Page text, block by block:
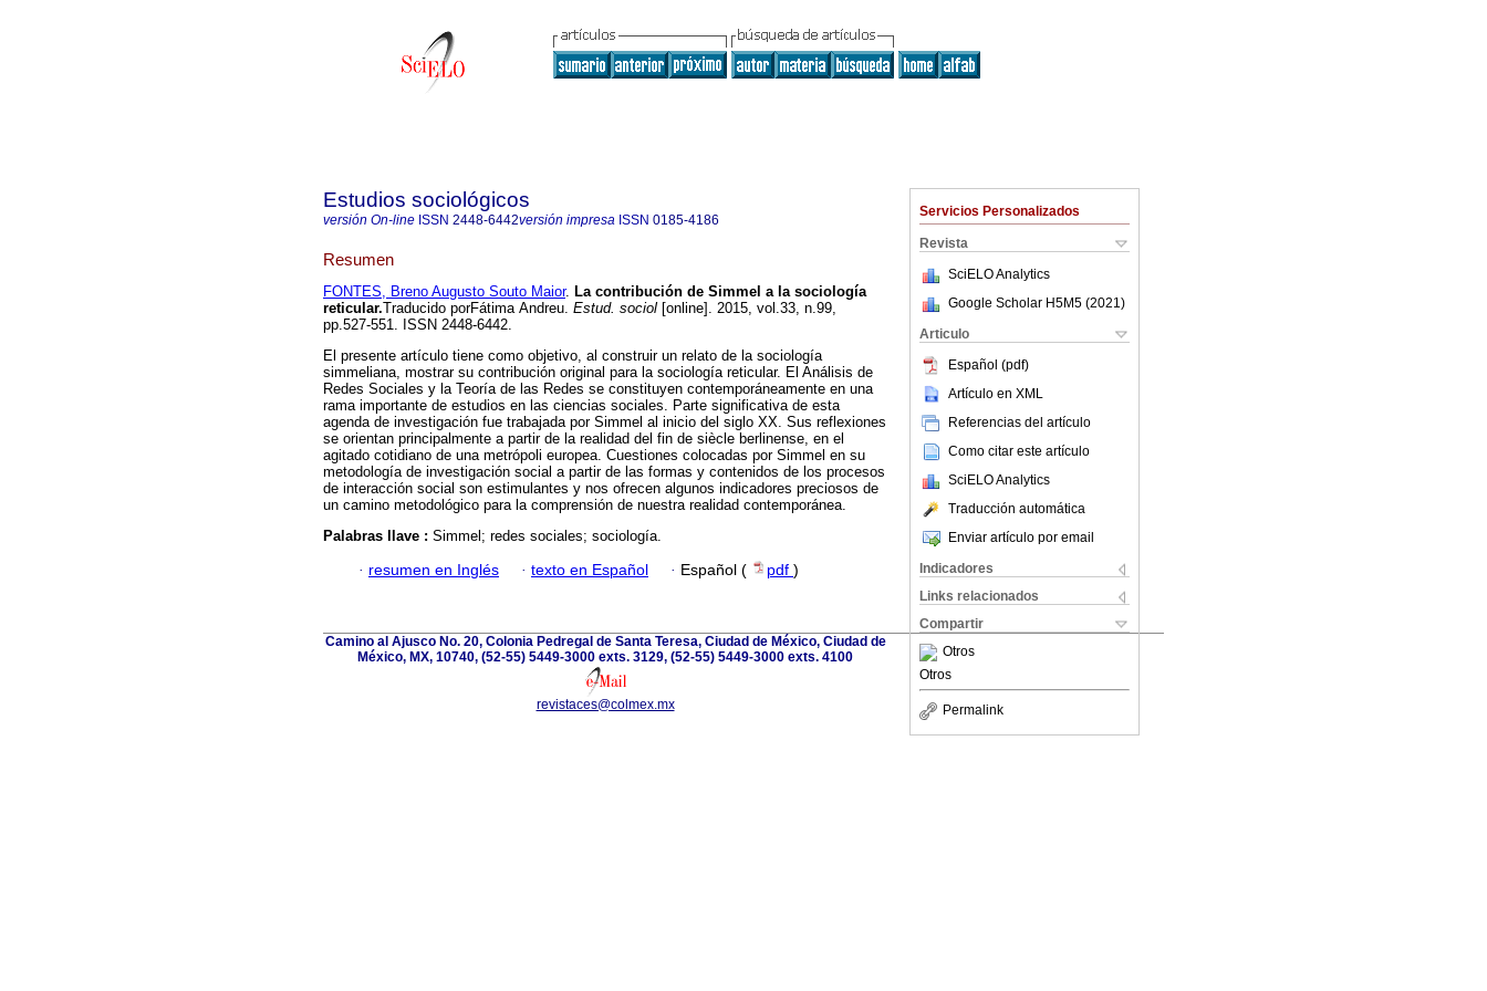
Servicios Personalizados
Revista
SciELO Analytics
Google Scholar H5M5 (2021 )
Articulo
Español (pdf)
Artículo en XML
Referencias del artículo
Como citar este artículo
SciELO Analytics
Traducción automática
Enviar artículo por email
Indicadores
Links relacionados
Compartir
Otros
Otros
Permalink
Estudios sociológicos
versión On-line ISSN 2448-6442versión impresa ISSN 0185-4186
Resumen
FONTES, Breno Augusto Souto Maior. La contribución de Simmel a la sociología
reticular.Traducido porFátima Andreu. Estud. sociol [online]. 2015, vol.33, n.99,
pp.527-551. ISSN 2448-6442.
El presente artículo tiene como objetivo, al construir un relato de la sociología
simmeliana, mostrar su contribución original para la sociología reticular. El Análisis de
Redes Sociales y la Teoría de las Redes se constituyen contemporáneamente en una
rama importante de estudios en las ciencias sociales. Parte significativa de esta
agenda de investigación fue trabajada por Simmel al inicio del siglo XX. Sus reflexiones
se orientan principalmente a partir de la realidad del fin de siècle berlinense, en el
agitado cotidiano de una metrópoli europea. Cuestiones colocadas por Simmel en su
metodología de investigación social a partir de las formas y contenidos de los procesos
de interacción social son estimulantes y nos ofrecen algunos indicadores preciosos de
un camino metodológico para la comprensión de nuestra realidad contemporánea.
Palabras llave : Simmel; redes sociales; sociología.
· resumen en Inglés · texto en Español · Español ( pdf )
Camino al Ajusco No. 20, Colonia Pedregal de Santa Teresa, Ciudad de México, Ciudad de
México, MX, 10740, (52-55) 5449-3000 exts. 3129, (52-55) 5449-3000 exts. 4100
revistaces@colmex.mx